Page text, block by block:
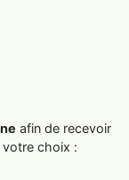
afin de recevoir
votre choix :